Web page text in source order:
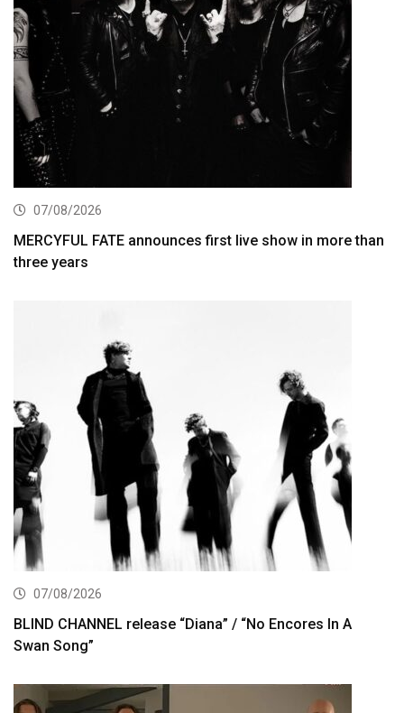
07/08/2026
MERCYFUL FATE announces first live show in more than
three years
07/08/2026
BLIND CHANNEL release “Diana” / “No Encores In A
Swan Song”